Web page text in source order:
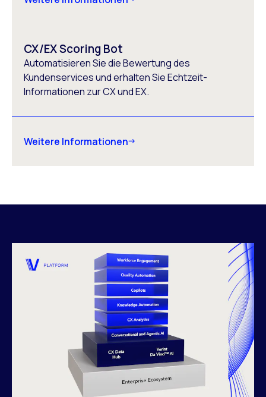
CX/EX Scoring Bot
Automatisieren Sie die Bewertung des
Kundenservices und erhalten Sie Echtzeit-
Informationen zur CX und EX.
Weitere Informationen